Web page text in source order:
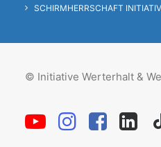
SCHIRMHERRSCHAFT
© Initiative Werterhalt &